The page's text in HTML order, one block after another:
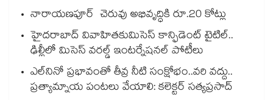
నారాయణపూర్ చెరువు అభివృద్ధికి రూ.20 కోట్లు
హైదరాబాద్ వివాహితకుమిసెస్ కాన్ఫిడెంట్ టైటిల్..
ఢిల్లీలో మిసెస్ వరల్డ్ ఇంటర్నేషనల్ పోటీలు
ఎల్‌‌‌‌‌‌‌‌నినో ప్రభావంతో తీవ్ర నీటి సంక్షోభం..వరి వద్దు..
ప్రత్యామ్నాయ పంటలు వేయాలి: కలెక్టర్ సత్యప్రసాద్